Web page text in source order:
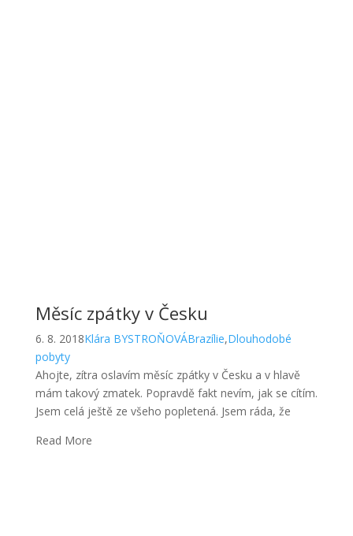
Měsíc zpátky v Česku
6. 8. 2018Klára BYSTROŇOVÁBrazílie,Dlouhodobé
pobyty
Ahojte, zítra oslavím měsíc zpátky v Česku a v hlavě
mám takový zmatek. Popravdě fakt nevím, jak se cítím.
Jsem celá ještě ze všeho popletená. Jsem ráda, že
Read More